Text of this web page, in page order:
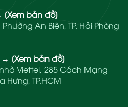
[Xem bản đồ]
An Biên, TP. Hải Phòng
→ [Xem bản đồ]
Viettel, 285 Cách Mạng
Hưng, TP.HCM